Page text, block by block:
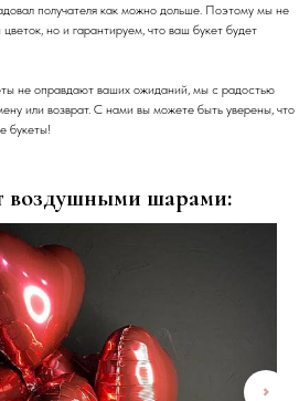
получателя как можно дольше. Поэтому мы не
но и гарантируем, что ваш букет будет
не оправдают ваших ожиданий, мы с радостью
или возврат. С нами вы можете быть уверены, что
букеты!
воздушными шарами: